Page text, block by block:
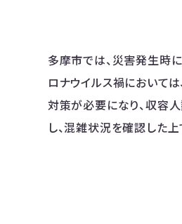
多摩市では、災害発生時
ロナウイルス禍において
対策が必要になり、収容
し、混雑状況を確認した